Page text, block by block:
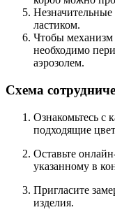
ластиком.
Чтобы механизм
необходимо
аэрозолем.
Схема
Ознакомьтесь с
подходящие
Оставьте
указанному в
Пригласите
изделия.